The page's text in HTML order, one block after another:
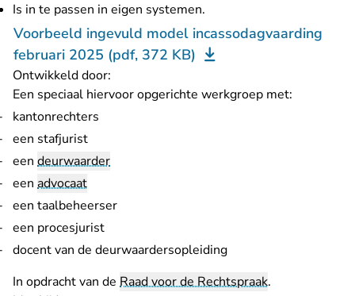
Is in te passen in eigen systemen.
Voorbeeld ingevuld model incassodagvaarding
februari 2025 (pdf, 372 KB)
Ontwikkeld door:
Een speciaal hiervoor opgerichte werkgroep met:
kantonrechters
een stafjurist
een deurwaarder
een advocaat
een taalbeheerser
een procesjurist
docent van de deurwaardersopleiding
In opdracht van de Raad voor de Rechtspraak.